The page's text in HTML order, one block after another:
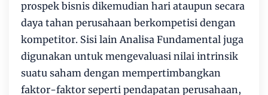
prospek bisnis dikemudian hari ataupun secara
daya tahan perusahaan berkompetisi dengan
kompetitor. Sisi lain Analisa Fundamental juga
digunakan untuk mengevaluasi nilai intrinsik
suatu saham dengan mempertimbangkan
faktor-faktor seperti pendapatan perusahaan,